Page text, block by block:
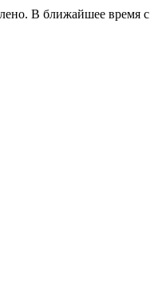
В ближайшее время с